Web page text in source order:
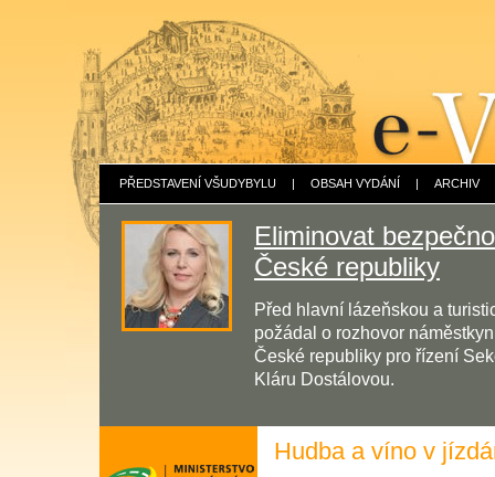
PŘEDSTAVENÍ VŠUDYBYLU | OBSAH VYDÁNÍ | ARCHIV
Eliminovat
České republiky
Před hlavní lázeňskou a
požádal o rozhovor
České republiky pro řízení
Kláru Dostálovou.
Hudba a víno v